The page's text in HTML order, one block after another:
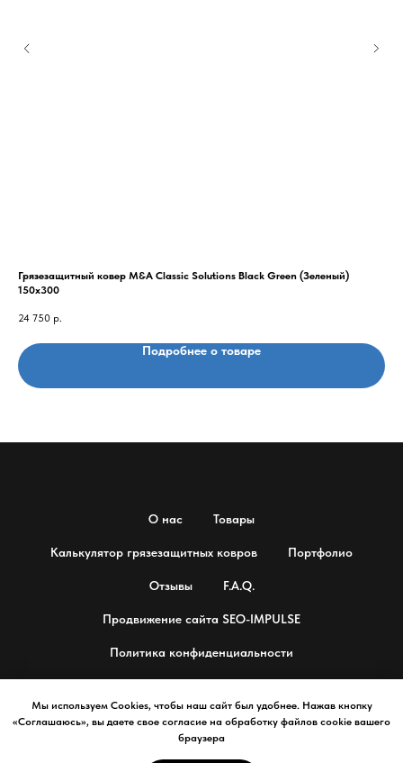
Мы используем Cookies, чтобы наш сайт был удобнее. Нажав кнопку
«Соглашаюсь», вы даете свое согласие на обработку файлов cookie вашего
браузера
Грязезащитный ковер M&A Classic Solutions Black Green (Зеленый)
150x300
24 750 р.
Подробнее о товаре
О нас Товары
Калькулятор грязезащитных ковров Портфолио
Отзывы F.A.Q.
Продвижение сайта SEO-IMPULSE
Политика конфиденциальности
© 2025 Профессиональные напольные покрытия